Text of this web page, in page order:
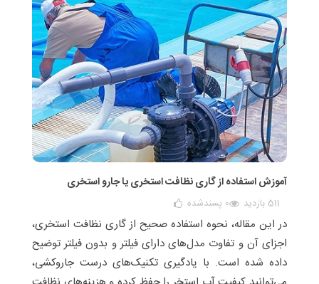
آموزش استفاده از گاری نظافت استخری یا جارو استخری
511 بازدید 0 پسندشده
در این مقاله، نحوه استفاده صحیح از گاری نظافت استخری،
اجزای آن و تفاوت مدل‌های دارای فیلتر و بدون فیلتر توضیح
داده شده است. با یادگیری تکنیک‌های درست جاروکشی،